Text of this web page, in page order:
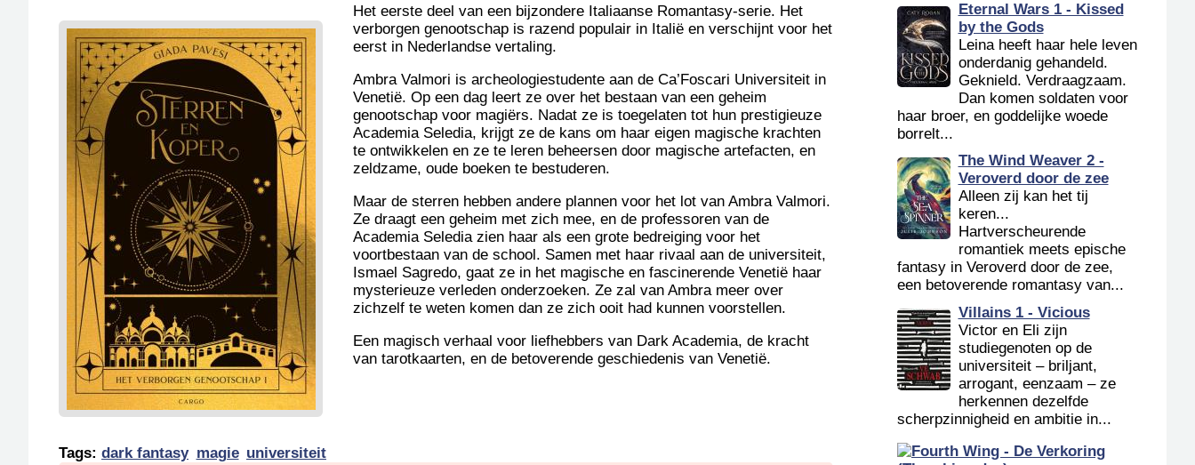
Het eerste deel van een bijzondere Italiaanse Romantasy-serie. Het
verborgen genootschap is razend populair in Italië en verschijnt voor het
eerst in Nederlandse vertaling.
Ambra Valmori is archeologiestudente aan de Ca’Foscari Universiteit in
Venetië. Op een dag leert ze over het bestaan van een geheim
genootschap voor magiërs. Nadat ze is toegelaten tot hun prestigieuze
Academia Seledia, krijgt ze de kans om haar eigen magische krachten
te ontwikkelen en ze te leren beheersen door magische artefacten, en
zeldzame, oude boeken te bestuderen.
Maar de sterren hebben andere plannen voor het lot van Ambra Valmori.
Ze draagt een geheim met zich mee, en de professoren van de
Academia Seledia zien haar als een grote bedreiging voor het
voortbestaan van de school. Samen met haar rivaal aan de universiteit,
Ismael Sagredo, gaat ze in het magische en fascinerende Venetië haar
mysterieuze verleden onderzoeken. Ze zal van Ambra meer over
zichzelf te weten komen dan ze zich ooit had kunnen voorstellen.
Een magisch verhaal voor liefhebbers van Dark Academia, de kracht
van tarotkaarten, en de betoverende geschiedenis van Venetië.
Tags: dark fantasy magie universiteit
Eternal Wars 1 - Kissed
by the Gods
Leina heeft haar hele leven
onderdanig gehandeld.
Geknield. Verdraagzaam.
Dan komen soldaten voor
haar broer, en goddelijke woede
borrelt...
The Wind Weaver 2 -
Veroverd door de zee
Alleen zij kan het tij
keren...
Hartverscheurende
romantiek meets epische
fantasy in Veroverd door de zee,
een betoverende romantasy van...
Villains 1 - Vicious
Victor en Eli zijn
studiegenoten op de
universiteit – briljant,
arrogant, eenzaam – ze
herkennen dezelfde
scherpzinnigheid en ambitie in...